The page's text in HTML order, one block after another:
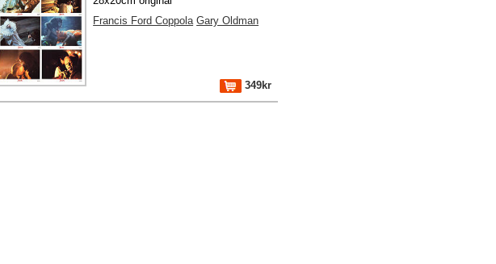
Francis Ford Coppola Gary Oldman
349kr